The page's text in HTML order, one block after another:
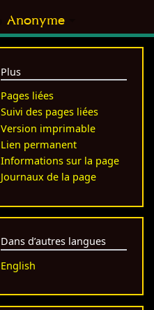
Anonyme
Plus
Pages liées
Suivi des pages liées
Version imprimable
Lien permanent
Informations sur la page
Journaux de la page
Dans d’autres langues
English